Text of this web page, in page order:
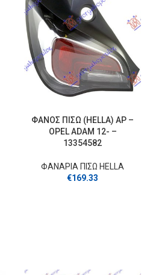
ΦΑΝΟΣ ΠΙΣΩ (HELLA) ΑΡ –
OPEL ADAM 12- –
13354582
ΦΑΝΑΡΙΑ ΠΙΣΩ HELLA
€169.33